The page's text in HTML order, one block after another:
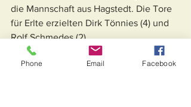
die Mannschaft aus Hagstedt. Die Tore
für Erlte erzielten Dirk Tönnies (4) und
Rolf Schmedes (2).
Phone Email Facebook